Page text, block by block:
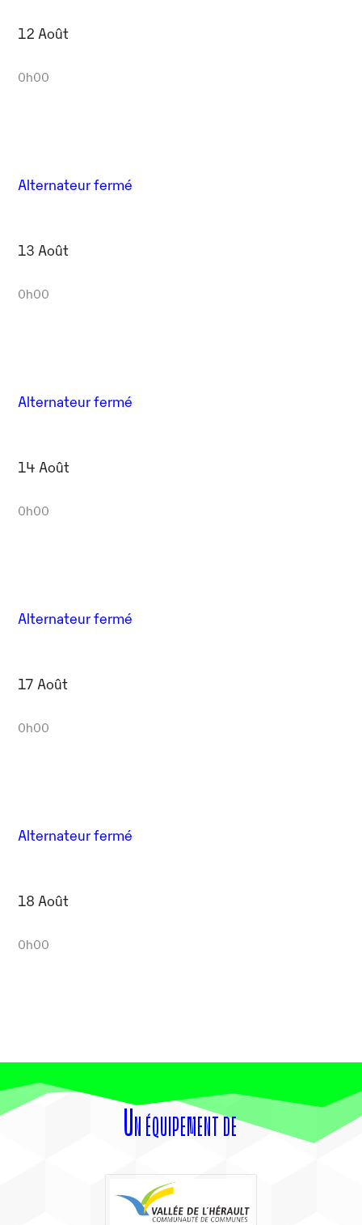
12 Août
0h00
Alternateur fermé
13 Août
0h00
Alternateur fermé
14 Août
0h00
Alternateur fermé
17 Août
0h00
Alternateur fermé
18 Août
0h00
Un équipement de